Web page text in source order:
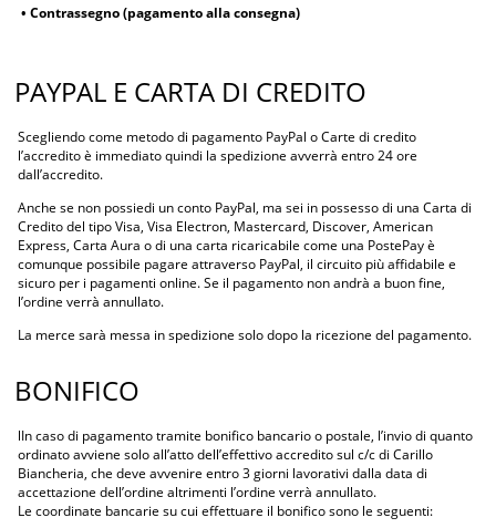
• Contrassegno (pagamento alla consegna)
PAYPAL E CARTA DI CREDITO
Scegliendo come metodo di pagamento PayPal o Carte di credito
l’accredito è immediato quindi la spedizione avverrà entro 24 ore
dall’accredito.
Anche se non possiedi un conto PayPal, ma sei in possesso di una Carta di
Credito del tipo Visa, Visa Electron, Mastercard, Discover, American
Express, Carta Aura o di una carta ricaricabile come una PostePay è
comunque possibile pagare attraverso PayPal, il circuito più affidabile e
sicuro per i pagamenti online. Se il pagamento non andrà a buon fine,
l’ordine verrà annullato.
La merce sarà messa in spedizione solo dopo la ricezione del pagamento.
BONIFICO
lIn caso di pagamento tramite bonifico bancario o postale, l’invio di quanto
ordinato avviene solo all’atto dell’effettivo accredito sul c/c di Carillo
Biancheria, che deve avvenire entro 3 giorni lavorativi dalla data di
accettazione dell’ordine altrimenti l’ordine verrà annullato.
Le coordinate bancarie su cui effettuare il bonifico sono le seguenti: